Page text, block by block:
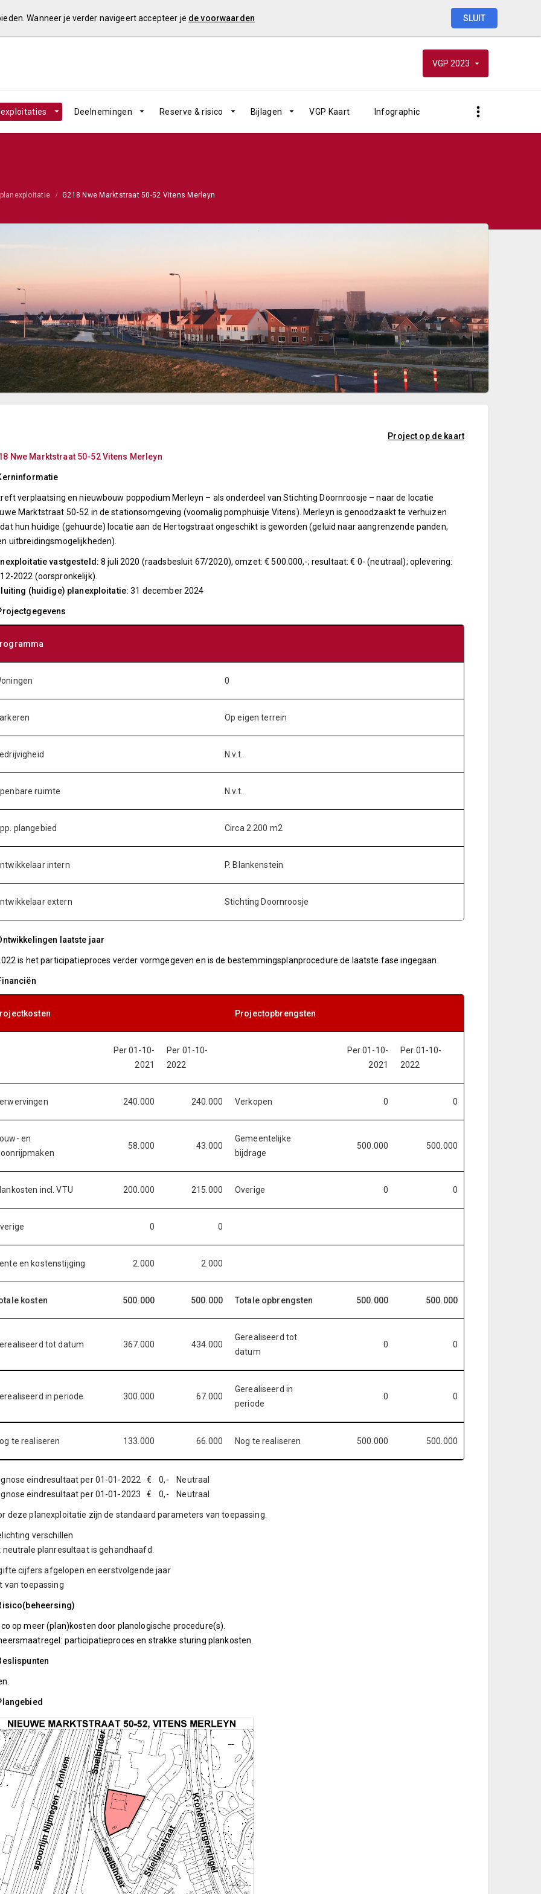
Wanneer je verder navigeert accepteer je de voorwaarden SLUIT
VGP 2023
Deelnemingen Reserve & risico Bijlagen VGP Kaart Infographic
G218 Nwe Marktstraat 50-52 Vitens Merleyn
Project op de kaart
Nwe Marktstraat 50-52 Vitens Merleyn
verplaatsing en nieuwbouw poppodium Merleyn – als onderdeel van Stichting Doornroosje – naar de locatie
Marktstraat 50-52 in de stationsomgeving (voomalig pomphuisje Vitens). Merleyn is genoodzaakt te verhuizen
hun huidige (gehuurde) locatie aan de Hertogstraat ongeschikt is geworden (geluid naar aangrenzende panden,
uitbreidingsmogelijkheden).
vastgesteld: 8 juli 2020 (raadsbesluit 67/2020), omzet: € 500.000,-; resultaat: € 0- (neutraal); oplevering:
2022 (oorspronkelijk).
(huidige) planexploitatie: 31 december 2024
0
Op eigen terrein
N.v.t.
ruimte N.v.t.
plangebied Circa 2.200 m2
intern P. Blankenstein
extern Stichting Doornroosje
laatste jaar
is het participatieproces verder vormgegeven en is de bestemmingsplanprocedure de laatste fase ingegaan.
Projectopbrengsten
Per 01-10-
2021
Per 01-10-
2022
Per 01-10-
2021
Per 01-10-
2022
240.000 240.000 Verkopen 0 0
en
58.000 43.000
Gemeentelijke
bijdrage
500.000 500.000
incl. VTU 200.000 215.000 Overige 0 0
0 0
en kostenstijging 2.000 2.000
kosten 500.000 500.000 Totale opbrengsten 500.000 500.000
tot datum 367.000 434.000
Gerealiseerd tot
datum
0 0
in periode 300.000 67.000
Gerealiseerd in
periode
0 0
te realiseren 133.000 66.000 Nog te realiseren 500.000 500.000
eindresultaat per 01-01-2022 € 0,- Neutraal
eindresultaat per 01-01-2023 € 0,- Neutraal
deze planexploitatie zijn de standaard parameters van toepassing.
verschillen
neutrale planresultaat is gehandhaafd.
cijfers afgelopen en eerstvolgende jaar
van toepassing
op meer (plan)kosten door planologische procedure(s).
participatieproces en strakke sturing plankosten.